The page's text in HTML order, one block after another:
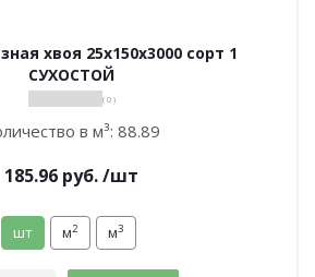
хвоя 25х150х3000 сорт 1
СУХОСТОЙ
( 0 )
в м³: 88.89
185.96 руб./шт
шт м2 м3